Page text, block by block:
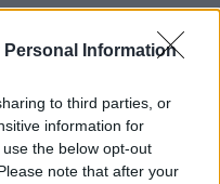
Personal Information
to third parties, or
information for
the below opt-out
note that after your
φάκελο στο
2025 έως